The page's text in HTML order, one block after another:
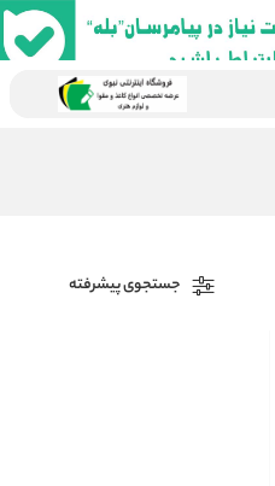
جستجوی پیشرفته